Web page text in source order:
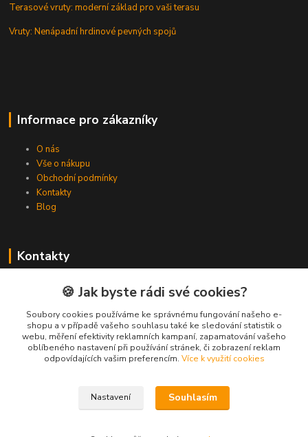
Terasové vruty: moderní základ pro vaši terasu
Vruty: Nenápadní hrdinové pevných spojů
Informace pro zákazníky
O nás
Vše o nákupu
Obchodní podmínky
Kontakty
Blog
Kontakty
Zákaznická podpora Spojovat.cz
+420 606 036 459
(PO-PÁ, 8-16 hod.)
info@spojovat.cz
🍪 Jak byste rádi své cookies?
Soubory cookies používáme ke správnému fungování našeho e-
shopu a v případě vašeho souhlasu také ke sledování statistik o
webu, měření efektivity reklamních kampaní, zapamatování vašeho
oblíbeného nastavení při používání stránek, či zobrazení reklam
odpovídajících vašim preferencím. Více k využití cookies
Nastavení Souhlasím